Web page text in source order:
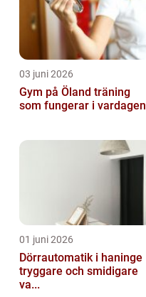
03 juni 2026
Gym på Öland träning
som fungerar i vardagen
01 juni 2026
Dörrautomatik i haninge
tryggare och smidigare
va...